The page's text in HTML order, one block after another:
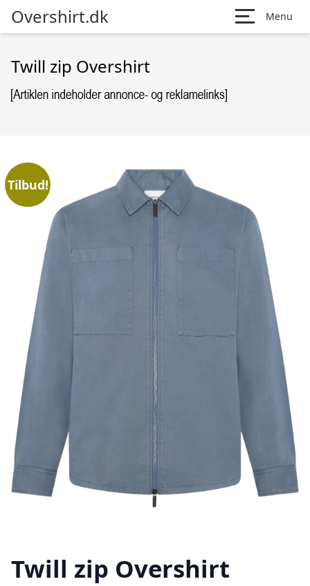
Overshirt.dk Menu
Twill zip Overshirt
Tilbud!
Twill zip Overshirt